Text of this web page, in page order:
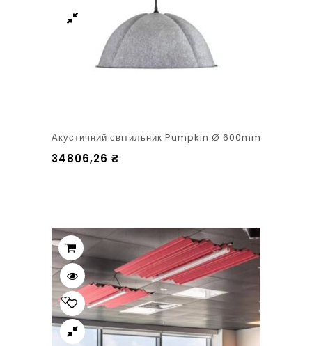
Акустичний світильник Pumpkin Ø 600mm
34806,26 ₴